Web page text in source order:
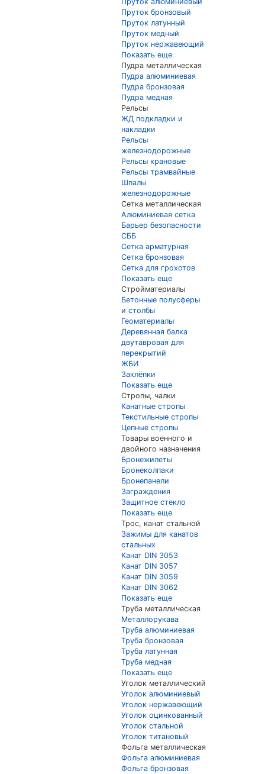
Пруток бронзовый
Пруток латунный
Пруток медный
Пруток нержавеющий
Показать еще
Пудра металлическая
Пудра алюминиевая
Пудра бронзовая
Пудра медная
Рельсы
ЖД подкладки и
накладки
Рельсы
железнодорожные
Рельсы крановые
Рельсы трамвайные
Шпалы
железнодорожные
Сетка металлическая
Алюминиевая сетка
Барьер безопасности
СББ
Сетка арматурная
Сетка бронзовая
Сетка для грохотов
Показать еще
Стройматериалы
Бетонные полусферы
и столбы
Геоматериалы
Деревянная балка
двутавровая для
перекрытий
ЖБИ
Заклёпки
Показать еще
Стропы, чалки
Канатные стропы
Текстильные стропы
Цепные стропы
Товары военного и
двойного назначения
Бронежилеты
Бронеколпаки
Бронепанели
Заграждения
Защитное стекло
Показать еще
Трос, канат стальной
Зажимы для канатов
стальных
Канат DIN 3053
Канат DIN 3057
Канат DIN 3059
Канат DIN 3062
Показать еще
Труба металлическая
Металлорукава
Труба алюминиевая
Труба бронзовая
Труба латунная
Труба медная
Показать еще
Уголок металлический
Уголок алюминиевый
Уголок нержавеющий
Уголок оцинкованный
Уголок стальной
Уголок титановый
Фольга металлическая
Фольга алюминиевая
Фольга бронзовая